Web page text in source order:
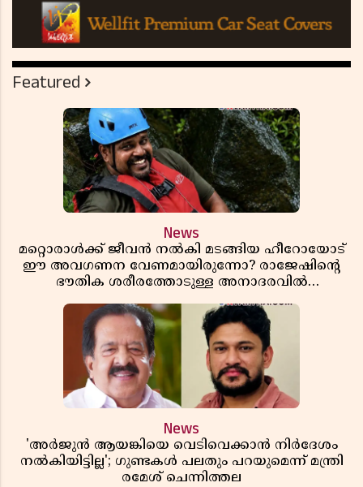
Featured
News
മറ്റൊരാൾക്ക് ജീവൻ നൽകി മടങ്ങിയ ഹീറോയോട്
ഈ അവഗണന വേണമായിരുന്നോ? രാജേഷിൻ്റെ
ഭൗതിക ശരീരത്തോടുള്ള അനാദരവിൽ
News
'അർജുൻ ആയങ്കിയെ വെടിവെക്കാൻ നിർദേശം
നൽകിയിട്ടില്ല'; ഗുണ്ടകൾ പലതും പറയുമെന്ന് മന്ത്രി
രമേശ് ചെന്നിത്തല